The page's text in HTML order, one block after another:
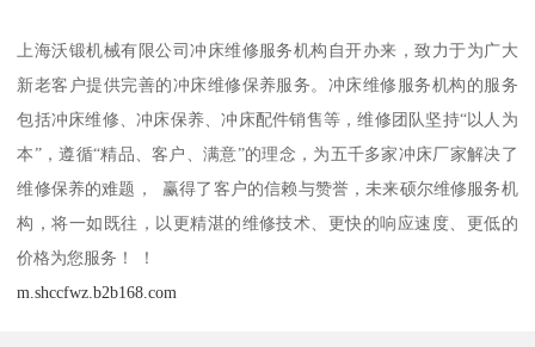
上海沃锻机械有限公司冲床维修服务机构自开办来，致力于为广大
新老客户提供完善的冲床维修保养服务。冲床维修服务机构的服务
包括冲床维修、冲床保养、冲床配件销售等，维修团队坚持“以人为
本”，遵循“精品、客户、满意”的理念，为五千多家冲床厂家解决了
维修保养的难题， 赢得了客户的信赖与赞誉，未来硕尔维修服务机
构，将一如既往，以更精湛的维修技术、更快的响应速度、更低的
价格为您服务！ ！
m.shccfwz.b2b168.com